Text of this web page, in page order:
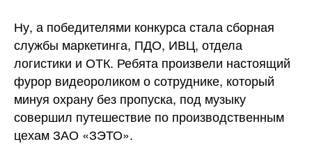
Ну, а победителями конкурса стала сборная
службы маркетинга, ПДО, ИВЦ, отдела
логистики и ОТК. Ребята произвели настоящий
фурор видеороликом о сотруднике, который
минуя охрану без пропуска, под музыку
совершил путешествие по производственным
цехам ЗАО «ЗЭТО».